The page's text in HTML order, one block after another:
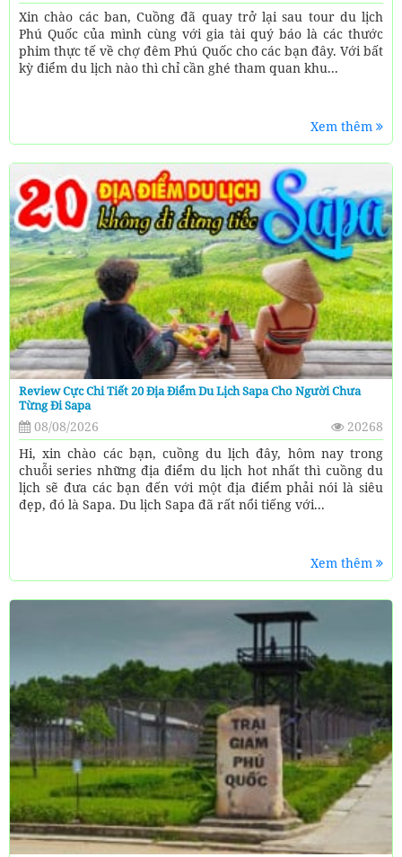
Xin chào các ban, Cuồng đã quay trở lại sau tour du lịch
Phú Quốc của mình cùng với gia tài quý báo là các thước
phim thực tế về chợ đêm Phú Quốc cho các bạn đây. Với bất
kỳ điểm du lịch nào thì chỉ cần ghé tham quan khu...
Xem thêm
Review Cực Chi Tiết 20 Địa Điểm Du Lịch Sapa Cho Người Chưa
Từng Đi Sapa
08/08/2026
20268
Hi, xin chào các bạn, cuồng du lịch đây, hôm nay trong
chuỗi series những địa điểm du lịch hot nhất thì cuồng du
lịch sẽ đưa các bạn đến với một địa điểm phải nói là siêu
đẹp, đó là Sapa. Du lịch Sapa đã rất nổi tiếng với...
Xem thêm